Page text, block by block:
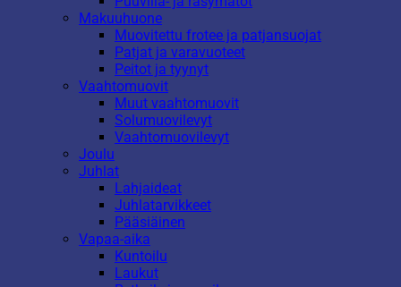
Makuuhuone
Muovitettu frotee ja patjansuojat
Patjat ja varavuoteet
Peitot ja tyynyt
Vaahtomuovit
Muut vaahtomuovit
Solumuovilevyt
Vaahtomuovilevyt
Joulu
Juhlat
Lahjaideat
Juhlatarvikkeet
Pääsiäinen
Vapaa-aika
Kuntoilu
Laukut